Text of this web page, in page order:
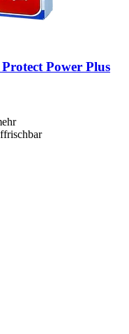
Power Plus